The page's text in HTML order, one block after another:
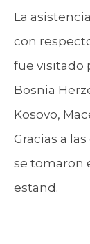
La
con
fue visitado
Bosnia
Kosovo,
Gracias a
se tomaron
estand.